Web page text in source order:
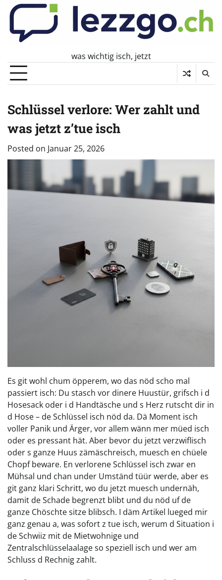
Skip
content
was wichtig isch, jetzt
Schlüssel verlore: Wer zahlt und
was jetzt z’tue isch
Posted on Januar 25, 2026
Es git wohl chum öpperem, wo das nöd scho mal
passiert isch: Du stasch vor dinere Huustür, grifsch i d
Hosesack oder i d Handtäsche und s Herz rutscht dir in
d Hose – de Schlüssel isch nöd da. Dä Moment isch
voller Panik und Ärger, vor allem wänn mer müed isch
oder es pressant hät. Aber bevor du jetzt verzwiflisch
oder s ganze Huus zämäschreisch, muesch en chüele
Chopf beware. En verlorene Schlüssel isch zwar en
Mühsal und chan under Umständ tüür werde, aber es
git ganz klari Schritt, wo du jetzt muesch undernäh,
damit de Schade begrenzt blibt und du nöd uf de
ganze Chöschte sitze blibsch. I däm Artikel lueged mir
ganz genau a, was sofort z tue isch, werum d Situation i
de Schwiiz mit de Mietwohnige und
Zentralschlüsselaalage so speziell isch und wer am
Schluss d Rechnig zahlt.